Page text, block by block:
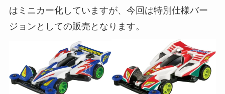
はミニカー化していますが、今回は特別仕様バー
ジョンとしての販売となります。